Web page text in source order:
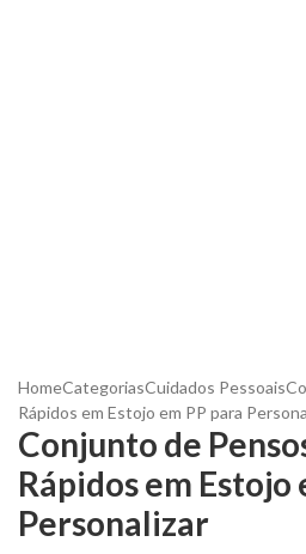
HomeCategoriasCuidados Pessoais
Rápidos em Estojo em PP para
Conjunto de
Rápidos em Estojo
Personalizar